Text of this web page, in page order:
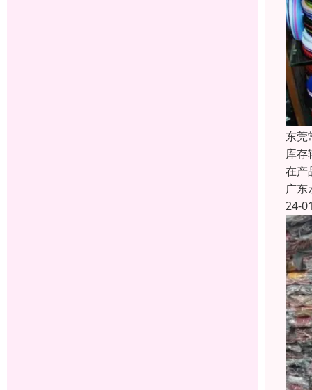
东莞
库
在产
广东
24-